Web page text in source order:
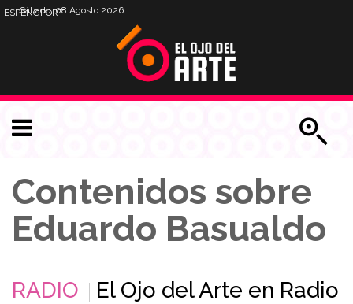
Sábado, 08 Agosto 2026
ESPENGPORT
Contenidos sobre
Eduardo Basualdo
RADIO
El Ojo del Arte en Radio